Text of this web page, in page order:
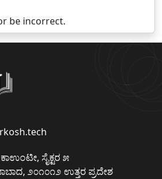
be incorrect.
ಸೈಕ್ಟರ ೫
೨೦೧೦೧೨ ಉತ್ತರ ಪ್ರದೇಶ